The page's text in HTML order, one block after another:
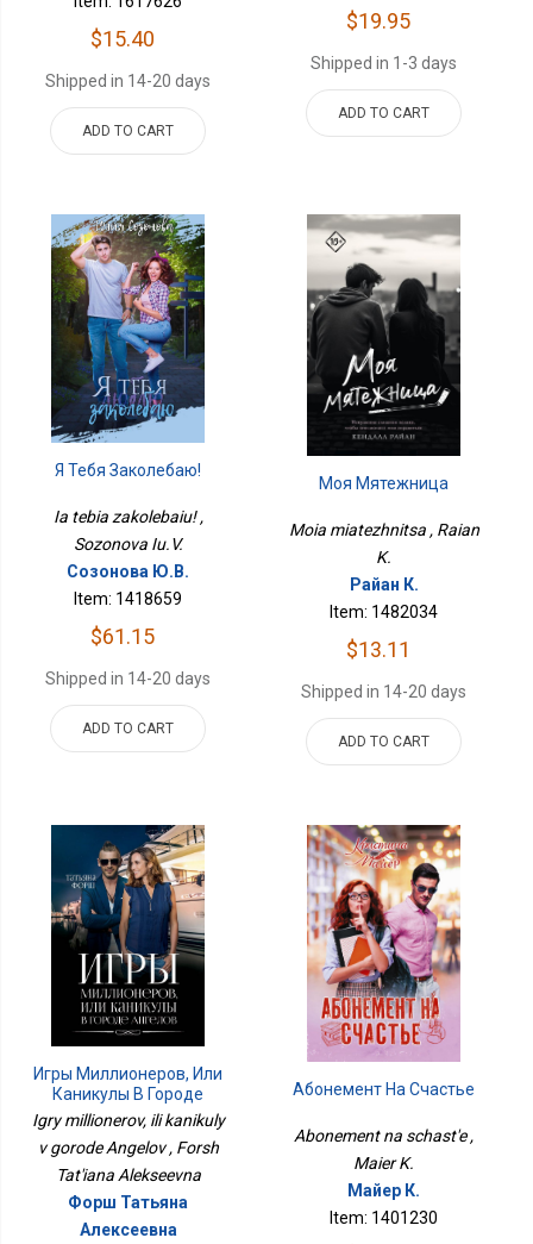
$15.40
Shipped in 14-20 days
ADD TO CART
$19.95
Shipped in 1-3 days
ADD TO CART
Я Тебя Заколебаю!
Ia tebia zakolebaiu! ,
Sozonova Iu.V.
Созонова Ю.В.
Item: 1418659
$61.15
Shipped in 14-20 days
ADD TO CART
Моя Мятежница
Moia miatezhnitsa , Raian
K.
Райан К.
Item: 1482034
$13.11
Shipped in 14-20 days
ADD TO CART
Игры Миллионеров, Или
Каникулы В Городе
Ангелов
Igry millionerov, ili kanikuly
v gorode Angelov , Forsh
Tat'iana Alekseevna
Форш Татьяна
Алексеевна
Абонемент На Счастье
Abonement na schast'e ,
Maier K.
Майер К.
Item: 1401230